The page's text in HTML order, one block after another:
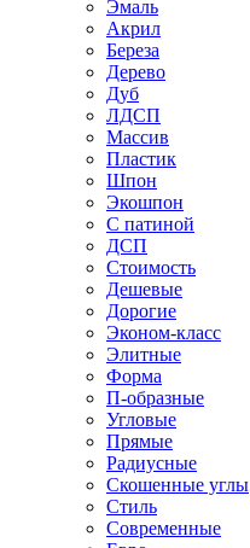
Эмаль
Акрил
Береза
Дерево
Дуб
ЛДСП
Массив
Пластик
Шпон
Экошпон
С патиной
ДСП
Стоимость
Дешевые
Дорогие
Эконом-класс
Элитные
Форма
П-образные
Угловые
Прямые
Радиусные
Скошенные углы
Стиль
Современные